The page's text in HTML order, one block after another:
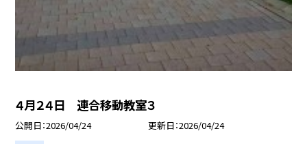
４月２４日 連合移動教室３
公開日 2026/04/24 更新日 2026/04/24